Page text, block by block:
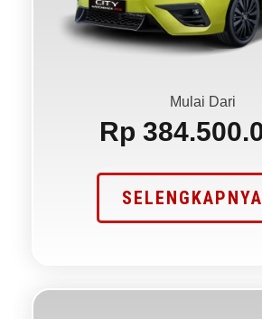
Mulai Dari
Rp
SELENGKAPNYA